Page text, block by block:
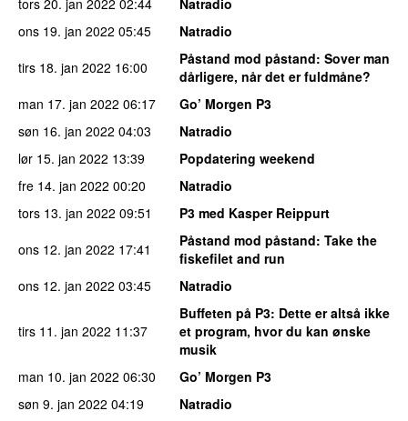
tors 20. jan 2022 02:44
Natradio
ons 19. jan 2022 05:45
Natradio
tirs 18. jan 2022 16:00 Påstand mod påstand: Sover man
dårligere, når det er fuldmåne?
man 17. jan 2022 06:17
Go’ Morgen P3
søn 16. jan 2022 04:03
Natradio
lør 15. jan 2022 13:39
Popdatering weekend
fre 14. jan 2022 00:20
Natradio
tors 13. jan 2022 09:51
P3 med Kasper Reippurt
ons 12. jan 2022 17:41 Påstand mod påstand: Take the
fiskefilet and run
ons 12. jan 2022 03:45 Natradio
tirs 11. jan 2022 11:37
Buffeten på P3: Dette er altså ikke
et program, hvor du kan ønske
musik
man 10. jan 2022 06:30
Go’ Morgen P3
søn 9. jan 2022 04:19
Natradio